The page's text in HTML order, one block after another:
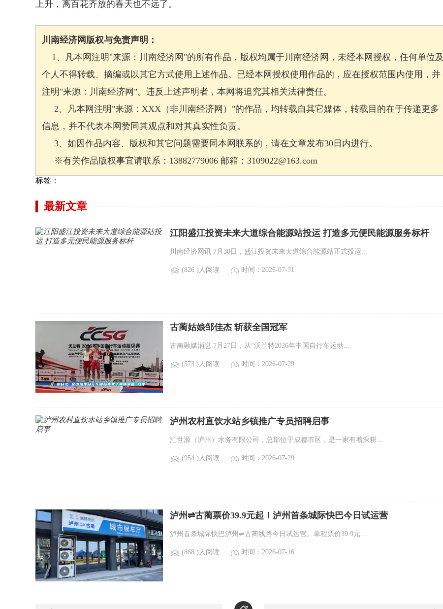
上升，离百花齐放的春天也不远了。
川南经济网版权与免责声明：
1、凡本网注明"来源：川南经济网"的所有作品，版权均属于川南经济网，未经本网授权，任何单位及
个人不得转载、摘编或以其它方式使用上述作品。已经本网授权使用作品的，应在授权范围内使用，并
注明"来源：川南经济网"。违反上述声明者，本网将追究其相关法律责任。
2、凡本网注明"来源：XXX（非川南经济网）"的作品，均转载自其它媒体，转载目的在于传递更多
信息，并不代表本网赞同其观点和对其真实性负责。
3、如因作品内容、版权和其它问题需要同本网联系的，请在文章发布30日内进行。
※有关作品版权事宜请联系：13882779006 邮箱：3109022@163.com
标签：
最新文章
江阳盛江投资未来大道综合能源站投运 打造多元便民能源服务标杆
川南经济网讯 7月30日，盛江投资未来大道综合能源站正式投运...
(826 )人阅读 时间：2026-07-31
古蔺姑娘邹佳杰 斩获全国冠军
古蔺融媒消息 7月27日，从“沃兰特2026年中国自行车运动...
(573 )人阅读 时间：2026-07-29
泸州农村直饮水站乡镇推广专员招聘启事
汇世源（泸州）水务有限公司，总部位于成都市区，是一家有着深耕...
(954 )人阅读 时间：2026-07-29
泸州⇌古蔺票价39.9元起！泸州首条城际快巴今日试运营
泸州首条城际快巴泸州⇌古蔺线路今日试运营。单程票价39.9元...
(868 )人阅读 时间：2026-07-16